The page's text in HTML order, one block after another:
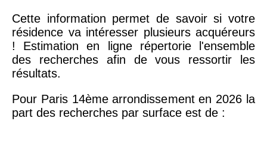
Cette information permet de savoir si votre
résidence va intéresser plusieurs acquéreurs
! Estimation en ligne répertorie l'ensemble
des recherches afin de vous ressortir les
résultats.
Pour Paris 14ème arrondissement en 2026 la
part des recherches par surface est de :